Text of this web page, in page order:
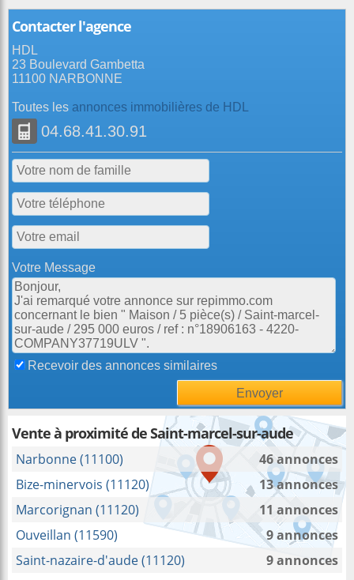
Contacter l'agence
HDL
23 Boulevard Gambetta
11100 NARBONNE
Toutes les annonces immobilières de HDL
04.68.41.30.91
Votre Message
Recevoir des annonces similaires
Vente à proximité de Saint-marcel-sur-aude
Narbonne (11100)
46 annonces
Bize-minervois (11120)
13 annonces
Marcorignan (11120)
11 annonces
Ouveillan (11590)
9 annonces
Saint-nazaire-d'aude (11120)
9 annonces